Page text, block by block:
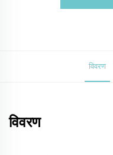
विवरण
विवरण